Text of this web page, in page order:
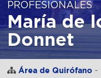
PROFESIONALES
María de
Donnet
Área de Quirófano -